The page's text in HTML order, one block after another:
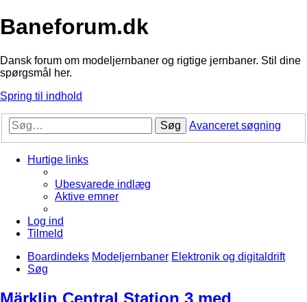
Baneforum.dk
Dansk forum om modeljernbaner og rigtige jernbaner. Stil dine
spørgsmål her.
Spring til indhold
Søg Avanceret søgning
Hurtige links
Ubesvarede indlæg
Aktive emner
Log ind
Tilmeld
Boardindeks Modeljernbaner Elektronik og digitaldrift
Søg